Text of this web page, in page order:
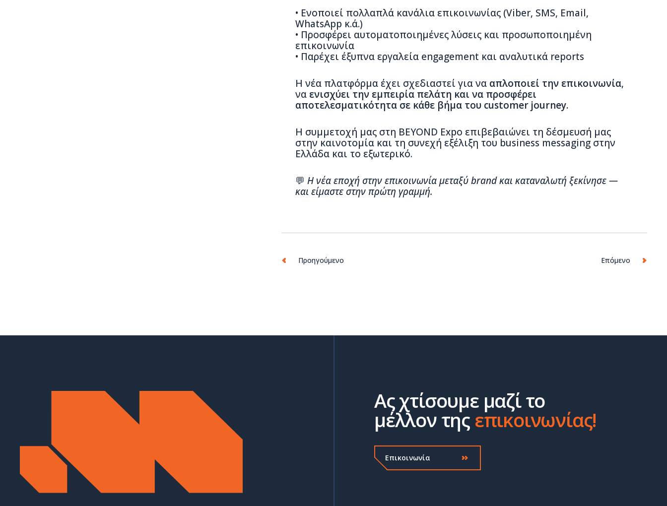
• Ενοποιεί πολλαπλά κανάλια επικοινωνίας (Viber, SMS, Email,
WhatsApp κ.ά.)
• Προσφέρει αυτοματοποιημένες λύσεις και προσωποποιημένη
επικοινωνία
• Παρέχει έξυπνα εργαλεία engagement και αναλυτικά reports
Η νέα πλατφόρμα έχει σχεδιαστεί για να απλοποιεί την επικοινωνία,
να ενισχύει την εμπειρία πελάτη και να προσφέρει
αποτελεσματικότητα σε κάθε βήμα του customer journey.
Η συμμετοχή μας στη BEYOND Expo επιβεβαιώνει τη δέσμευσή μας
στην καινοτομία και τη συνεχή εξέλιξη του business messaging στην
Ελλάδα και το εξωτερικό.
💬 Η νέα εποχή στην επικοινωνία μεταξύ brand και καταναλωτή ξεκίνησε —
και είμαστε στην πρώτη γραμμή.
Προηγούμενο Επόμενο
Ας χτίσουμε μαζί το
μέλλον της επικοινωνίας!
Επικοινωνία